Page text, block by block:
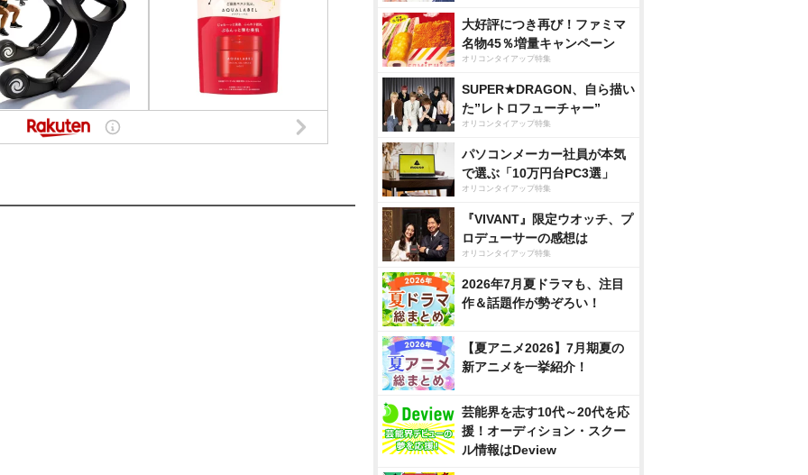
大好評につき再び！ファミマ
名物45％増量キャンペーン
オリコンタイアップ特集
SUPER★DRAGON、自ら描い
た”レトロフューチャー”
オリコンタイアップ特集
パソコンメーカー社員が本気
で選ぶ「10万円台PC3選」
オリコンタイアップ特集
『VIVANT』限定ウオッチ、プ
ロデューサーの感想は
オリコンタイアップ特集
2026年7月夏ドラマも、注目
作＆話題作が勢ぞろい！
【夏アニメ2026】7月期夏の
新アニメを一挙紹介！
芸能界を志す10代～20代を応
援！オーディション・スクー
ル情報はDeview